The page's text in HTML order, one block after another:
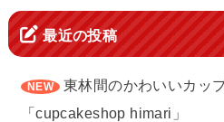
最近の投稿
東林間のかわいいカッ
「cupcakeshop himari」